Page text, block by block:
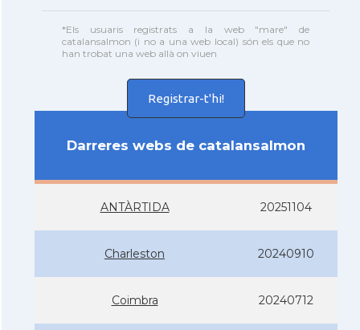
*Els usuaris registrats a la web "mare" de
catalansalmon (i no a una web local) són els que no
han trobat una web allà on viuen
Registrar-t'hi!
Darreres webs de catalansalmon
ANTÀRTIDA 20251104
Charleston 20240910
Coimbra 20240712